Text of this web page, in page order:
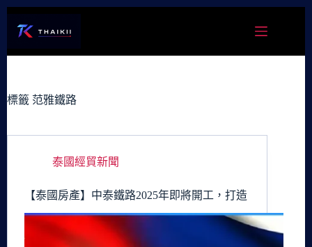
容
標籤 范雅鐵路
泰國經貿新聞
【泰國房產】中泰鐵路2025年即將開工，打造